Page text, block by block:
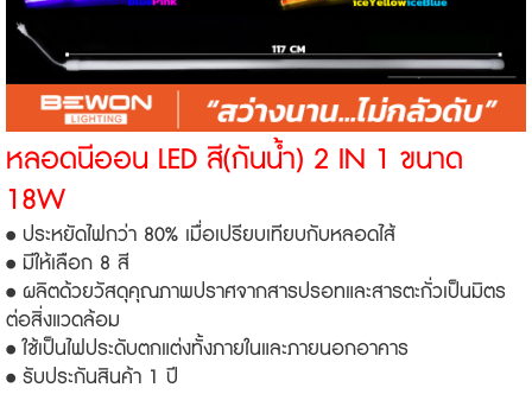
หลอดนีออน LED สี(กันน้ำ) 2 IN 1 ขนาด
18W
• ประหยัดไฟกว่า 80% เมื่อเปรียบเทียบกับหลอดไส้
• มีให้เลือก 8 สี
• ผลิตด้วยวัสดุคุณภาพปราศจากสารปรอทและสารตะกั่วเป็นมิตร
ต่อสิ่งแวดล้อม
• ใช้เป็นไฟประดับตกแต่งทั้งภายในและภายนอกอาคาร
• รับประกันสินค้า 1 ปี